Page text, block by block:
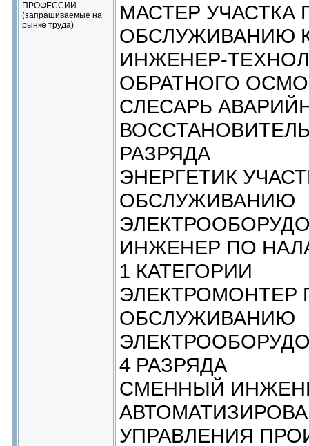
ПРОФЕССИИ
(запрашиваемые на
рынке труда)
МАСТЕР УЧАСТКА
ОБСЛУЖИВАНИЮ
ИНЖЕНЕР-
ОБРАТНОГО
СЛЕСАРЬ
РАЗРЯДА
ЭНЕРГЕТИК
ОБСЛУЖИВАНИЮ
ИНЖЕНЕР ПО
1 КАТЕГОРИИ
ЭЛЕКТРОМОНТЕР
ОБСЛУЖИВАНИЮ
4 РАЗРЯДА
СМЕННЫЙ
УПРАВЛЕНИЯ